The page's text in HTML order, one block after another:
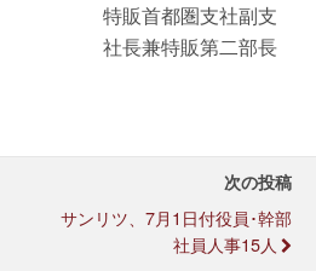
特販首都圏支社副支
社長兼特販第二部長
次の投稿
サンリツ、7月1日付役員･幹部
社員人事15人